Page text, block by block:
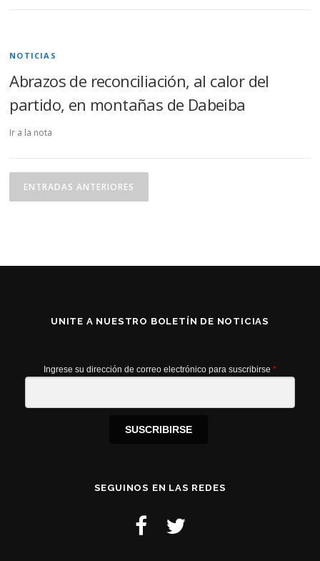
NOTICIAS
Abrazos de reconciliación, al calor del
partido, en montañas de Dabeiba
Ir a la nota
N
v
ENTRADAS ANTERIORES
UNITE A NUESTRO BOLETÍN DE NOTICIAS
Ingrese su dirección de correo electrónico para suscribirse *
SUSCRIBIRSE
SEGUINOS EN LAS REDES